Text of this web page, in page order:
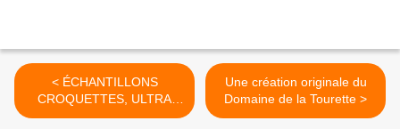
< ÉCHANTILLONS
CROQUETTES, ULTRA
PREMIUM DIRECT
Une création originale du
Domaine de la Tourette >